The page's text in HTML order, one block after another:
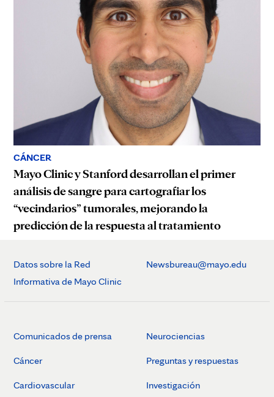
CÁNCER
Mayo Clinic y Stanford desarrollan el primer
análisis de sangre para cartografiar los
“vecindarios” tumorales, mejorando la
predicción de la respuesta al tratamiento
Datos sobre la Red
Informativa de Mayo Clinic
Newsbureau@mayo.edu
Comunicados de prensa
Cáncer
Cardiovascular
Neurociencias
Preguntas y respuestas
Investigación